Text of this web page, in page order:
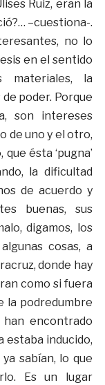
Ruiz, eran la
–cuestiona-.
no lo
en el sentido
materiales, la
poder. Porque
son intereses
de uno y el otro,
ésta ‘pugna’
la dificultad
de acuerdo y
buenas, sus
digamos, los
cosas, a
donde hay
como si fuera
la podredumbre
encontrado
estaba inducido,
sabían, lo que
Es un lugar